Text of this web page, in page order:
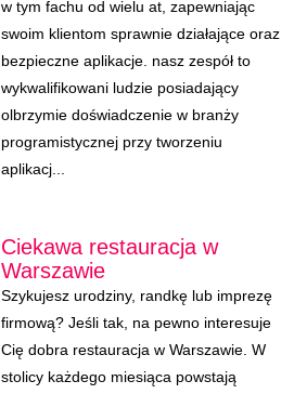
w tym fachu od wielu at, zapewniając
swoim klientom sprawnie działające oraz
bezpieczne aplikacje. nasz zespół to
wykwalifikowani ludzie posiadający
olbrzymie doświadczenie w branży
programistycznej przy tworzeniu
aplikacj...
Ciekawa restauracja w
Warszawie
Szykujesz urodziny, randkę lub imprezę
firmową? Jeśli tak, na pewno interesuje
Cię dobra restauracja w Warszawie. W
stolicy każdego miesiąca powstają